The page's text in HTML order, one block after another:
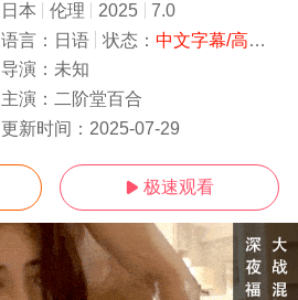
日本 伦理 2025
7.0
语言： 日语 状态： 中文字幕/高清
导演： 未知
主演： 二阶堂百合
更新时间： 2025-07-29
 极速观看